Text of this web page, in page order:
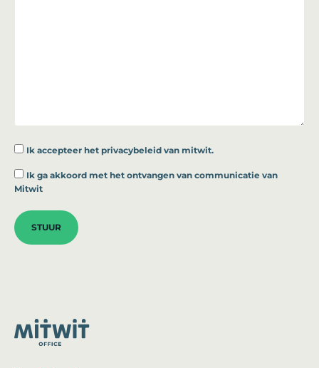
Ik accepteer het privacybeleid van mitwit.
Ik ga akkoord met het ontvangen van communicatie van
Mitwit
STUUR